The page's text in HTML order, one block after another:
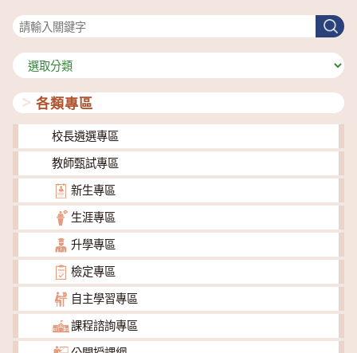
搜
尋
分
類
各類專區
校長遴選專區
教師甄試專區
新生專區
生涯專區
升學專區
檢定專區
自主學習專區
課程諮詢專區